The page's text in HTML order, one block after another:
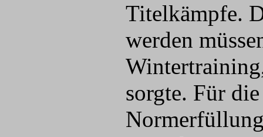
Titelkämpfe.
werden
sorgte. Für